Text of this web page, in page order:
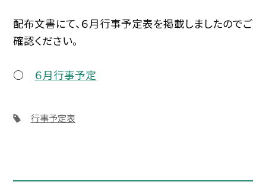
配布文書にて、６月行事予定表を掲載しましたのでご
確認ください。
○ ６月行事予定
行事予定表